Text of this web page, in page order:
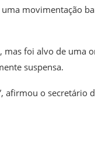
movimentação
foi alvo de uma
suspensa.
afirmou o secretário